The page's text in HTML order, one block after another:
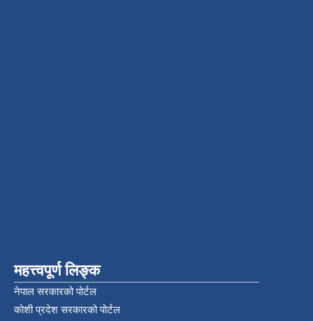
महत्त्वपूर्ण लिङ्क
नेपाल सरकारको पोर्टल
कोशी प्रदेश सरकारको पोर्टल